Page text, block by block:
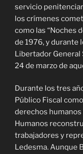
servicio
los crímenes
como las “Noches
de 1976, y durante
Libertador General
24 de marzo de
Durante los tres
Público Fiscal
derechos humanos
Humanos
trabajadores y
Ledesma. Aunque